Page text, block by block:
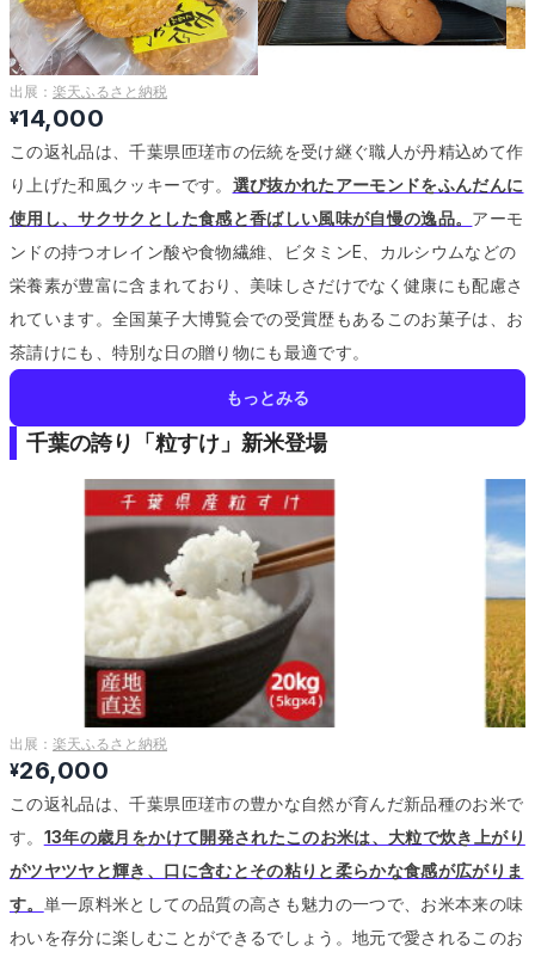
出展： 楽天ふるさと納税
¥14,000
この返礼品は、千葉県匝瑳市の伝統を受け継ぐ職人が丹精込めて作
り上げた和風クッキーです。 選び抜かれたアーモンドをふんだんに
使用し、サクサクとした食感と香ばしい風味が自慢の逸品。 アーモ
ンドの持つオレイン酸や食物繊維、ビタミンE、カルシウムなどの
栄養素が豊富に含まれており、美味しさだけでなく健康にも配慮さ
れています。全国菓子大博覧会での受賞歴もあるこのお菓子は、お
茶請けにも、特別な日の贈り物にも最適です。
もっとみる
千葉の誇り「粒すけ」新米登場
出展： 楽天ふるさと納税
¥26,000
この返礼品は、千葉県匝瑳市の豊かな自然が育んだ新品種のお米で
す。 13年の歳月をかけて開発されたこのお米は、大粒で炊き上がり
がツヤツヤと輝き、口に含むとその粘りと柔らかな食感が広がりま
す。 単一原料米としての品質の高さも魅力の一つで、お米本来の味
わいを存分に楽しむことができるでしょう。 地元で愛されるこのお